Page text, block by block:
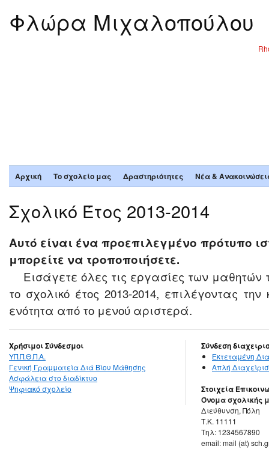
Φλώρα Μιχαλοπούλου
Αρχική Το σχολείο μας Δραστηριότητες Νέα &
Σχολικό Έτος 2013-2014
Αυτό είναι ένα προεπιλεγμένο πρότυπο
μπορείτε να τροποποιήσετε.
Εισάγετε όλες τις εργασίες των μαθητών
το σχολικό έτος 2013-2014, επιλέγοντας
ενότητα από το μενού αριστερά.
Χρήσιμοι Σύνδεσμοι
ΥΠ.Π.Θ.Π.Α.
Γενική Γραμματεία Διά Βίου Μάθησης
Ασφάλεια στο διαδίκτυο
Ψηφιακό σχολείο
Σύνδεση
Εκτεταμένη
Απλή
Στοιχεία
Όνομα σχολικής
Διεύθυνση, Πόλη
Τ.Κ. 11111
Τηλ: 1234567890
email: mail (at)